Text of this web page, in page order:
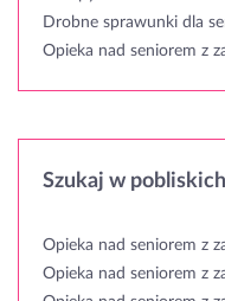
Drobne sprawunki dla
Opieka nad seniorem z
Szukaj w
Opieka nad seniorem z
Opieka nad seniorem z